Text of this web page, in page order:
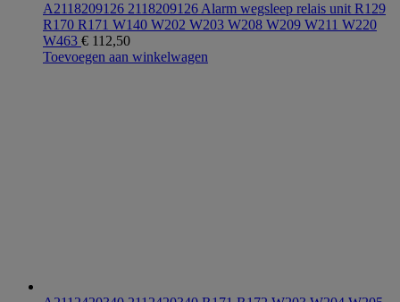
A2118209126 2118209126 Alarm wegsleep relais unit R129
R170 R171 W140 W202 W203 W208 W209 W211 W220
W463 € 112,50
Toevoegen aan winkelwagen